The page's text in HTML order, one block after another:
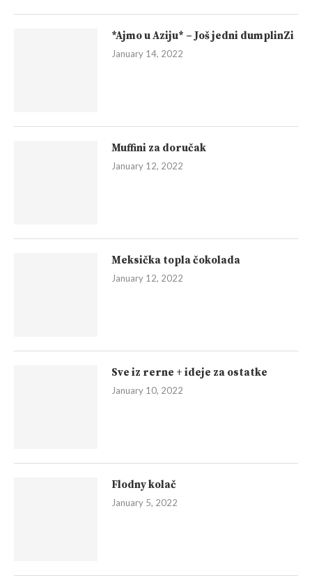
*Ajmo u Aziju* – Još jedni dumplinZi
January 14, 2022
Muffini za doručak
January 12, 2022
Meksička topla čokolada
January 12, 2022
Sve iz rerne + ideje za ostatke
January 10, 2022
Flodny kolač
January 5, 2022